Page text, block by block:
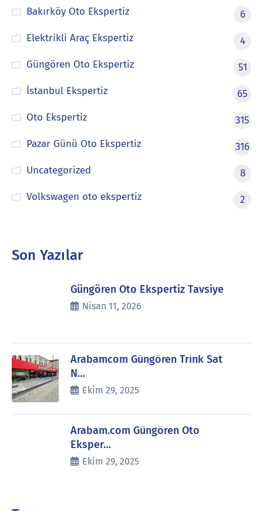
Bakırköy Oto Ekspertiz
6
Elektrikli Araç Ekspertiz
4
Güngören Oto Ekspertiz
51
İstanbul Ekspertiz
65
Oto Ekspertiz
315
Pazar Günü Oto Ekspertiz
316
Uncategorized
8
Volkswagen oto ekspertiz
2
Son Yazılar
Güngören Oto Ekspertiz Tavsiye
Nisan 11, 2026
Arabamcom Güngören Trink Sat
N…
Ekim 29, 2025
Arabam.com Güngören Oto
Eksper…
Ekim 29, 2025